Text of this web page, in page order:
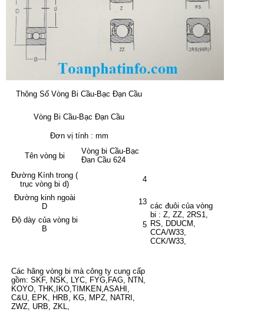
Thông Số Vòng Bi Cầu-Bạc Đạn Cầu
Vòng Bi Cầu-Bạc Đạn Cầu
các đuôi của vòng
bi : Z, ZZ, 2RS1,
RS, DDUCM,
CCA/W33,
CCK/W33,
Đơn vị tính : mm
Tên vòng bi
Vòng bi Cầu-Bạc
Đan Cầu 624
Đường Kính trong (
trục vòng bi d)
4
Đường kinh ngoài
D
13
Độ dày của vòng bi
B
5
Các hãng vòng bi mà công ty cung cấp
gồm: SKF, NSK, LYC, FYG,FAG, NTN,
KOYO, THK,IKO,TIMKEN,ASAHI,
C&U, EPK, HRB, KG, MPZ, NATRI,
ZWZ, URB, ZKL,